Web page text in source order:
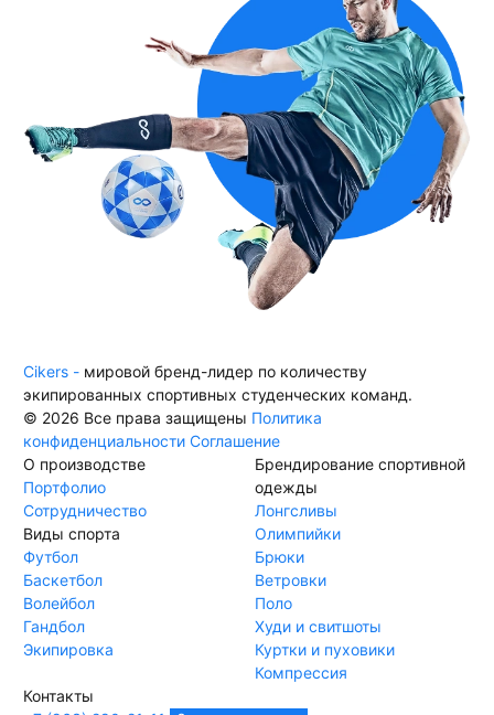
Cikers - мировой бренд-лидер по количеству
экипированных спортивных студенческих команд.
© 2026 Все права защищены Политика
конфиденциальности Соглашение
О производстве
Портфолио
Сотрудничество
Виды спорта
Футбол
Баскетбол
Волейбол
Гандбол
Экипировка
Брендирование спортивной
одежды
Лонгсливы
Олимпийки
Брюки
Ветровки
Поло
Худи и свитшоты
Куртки и пуховики
Компрессия
Контакты